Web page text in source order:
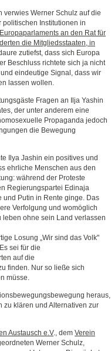
verwies Werner Schulz auf die
politischen Institutionen in
an den Rat für
die Mitgliedsstaaten, in
zutiefst, dass sich Europa
Beschluss richtete sich ja nicht
eindeutige Signal, dass wir
lassen wollen.
Fragen an Ilja Yashin
der unter anderem eine
Propaganda jedoch
die Bewegung
Ilya Jashin ein positives und
ehrliche Menschen aus den
während der Proteste
Regierungspartei Edinaja
und Putin in Rente ginge. Das
Verfolgung und womöglich
leben ohne sein Land verlassen
Losung „Wir sind das Volk"
sei für die
auf die
finden. Nur so ließe sich
müsse.
heraus,
zu klären und Alternativen zur
Austausch e.V., dem Verein
Werner Schulz,